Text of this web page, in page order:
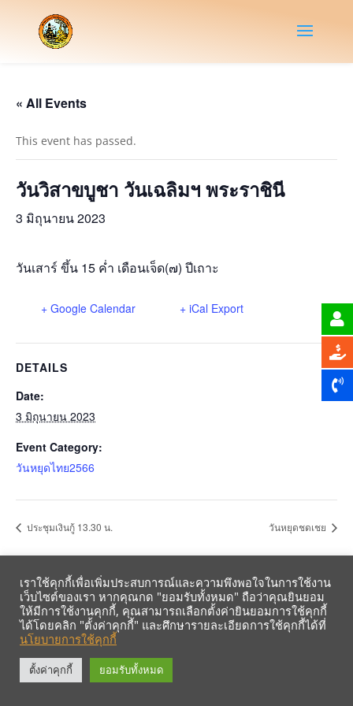
« All Events
This event has passed.
วันวิสาขบูชา วันเฉลิมฯ พระราชินี
3 มิถุนายน 2023
วันเสาร์ ขึ้น 15 ค่ำ เดือนเจ็ด(๗) ปีเถาะ
+ Google Calendar + iCal Export
DETAILS
Date:
3 มิถุนายน 2023
Event Category:
วันหยุดไทย2566
ประชุมเงินกู้ 13.30 น. วันหยุดชดเชย
รับข้อมูลข่าวสารจากสหกรณ์ฯ ผ่าน LINE ก่อนใคร คลิก!
เราใช้คุกกี้เพื่อเพิ่มประสบการณ์และความพึงพอใจในการใช้งาน
เว็บไซต์ของเรา หากคุณกด "ยอมรับทั้งหมด" ถือว่าคุณยินยอม
ให้มีการใช้งานคุกกี้, คุณสามารถเลือกตั้งค่ายินยอมการใช้คุกกี้
ได้โดยคลิก "ตั้งค่าคุกกี้" และศึกษารายละเอียดการใช้คุกกี้ได้ที่
นโยบายการใช้คุกกี้
ตั้งค่าคุกกี้ ยอมรับทั้งหมด